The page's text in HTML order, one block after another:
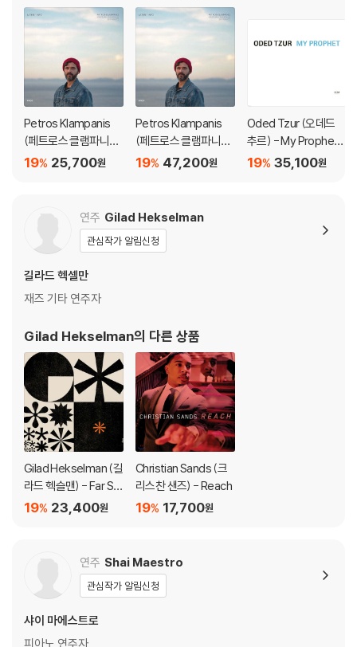
Petros Klampanis
(페트로스 클램파니스)
- Latent Info
25,700원
19%
Petros Klampanis
(페트로스 클램파니스)
- Latent Info [LP]
47,200원
19%
Oded Tzur (오데드
추르) - My Prophet
[LP] 35,100원
19%
연주 Gilad Hekselman
관심작가 알림신청
길라드 헥셀만
재즈 기타 연주자
Gilad Hekselman의 다른 상품
Gilad Hekselman (길
라드 헥슬맨) - Far Sta
r
23,400원
19%
Christian Sands (크
리스찬 샌즈) - Reach
17,700원
19%
연주 Shai Maestro
관심작가 알림신청
샤이 마에스트로
피아노 연주자